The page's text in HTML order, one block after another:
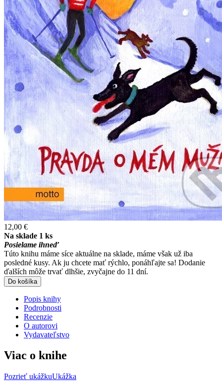
12,00 €
Na sklade 1 ks
Posielame ihneď
Túto knihu máme síce aktuálne na sklade, máme však už iba
posledné kusy. Ak ju chcete mať rýchlo, ponáhľajte sa! Dodanie
ďalších môže trvať dlhšie, zvyčajne do 11 dní.
Do košíka
Popis knihy
Podrobnosti
Recenzie
O autorovi
Vydavateľstvo
Viac o knihe
Pozrieť ukážkuUkážka